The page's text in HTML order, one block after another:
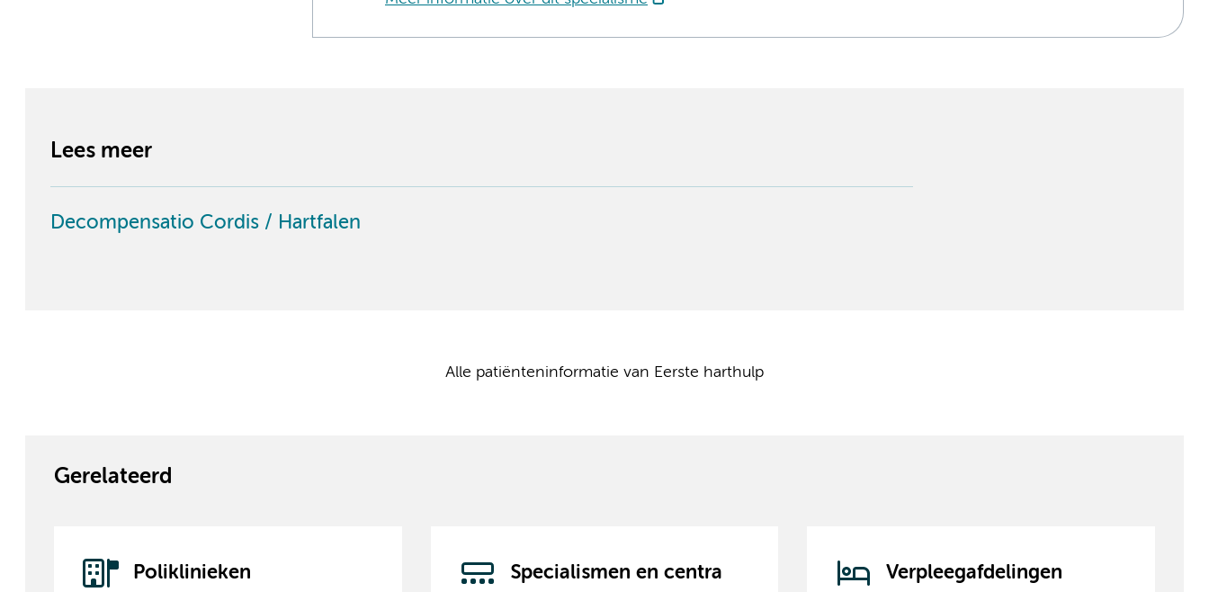
Lees meer
Decompensatio Cordis / Hartfalen
Alle patiënteninformatie van Eerste harthulp
Gerelateerd
Poliklinieken Specialismen en centra Verpleegafdelingen